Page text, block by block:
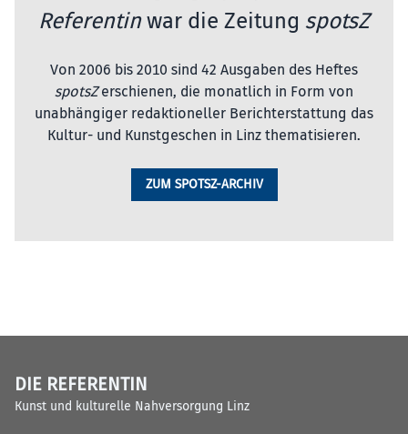
Referentinwar die Zeitung spotsZ
Von 2006 bis 2010 sind 42 Ausgaben des Heftes
spotsZerschienen, die monatlich in Form von
unabhängiger redaktioneller Berichterstattung das
Kultur- und Kunstgeschen in Linz thematisieren.
ZUM SPOTSZ-ARCHIV
DIE REFERENTIN
Kunst und kulturelle Nahversorgung Linz